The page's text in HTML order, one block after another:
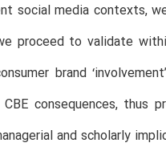
social media contexts,
proceed to validate
brand
CBE consequences,
and scholarly